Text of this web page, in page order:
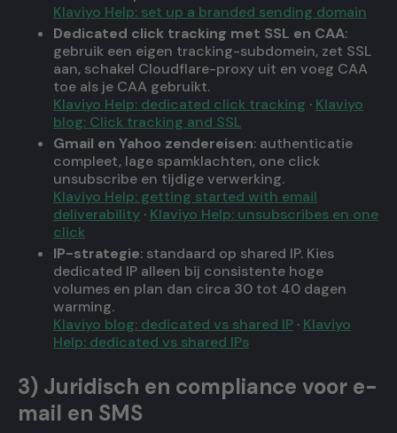
Klaviyo Help: set up a branded sending domain
Dedicated click tracking met SSL en CAA:
gebruik een eigen tracking-subdomein, zet SSL
aan, schakel Cloudflare-proxy uit en voeg CAA
toe als je CAA gebruikt.
Klaviyo Help: dedicated click tracking · Klaviyo
blog: Click tracking and SSL
Gmail en Yahoo zendereisen: authenticatie
compleet, lage spamklachten, one click
unsubscribe en tijdige verwerking.
Klaviyo Help: getting started with email
deliverability · Klaviyo Help: unsubscribes en one
click
IP-strategie: standaard op shared IP. Kies
dedicated IP alleen bij consistente hoge
volumes en plan dan circa 30 tot 40 dagen
warming.
Klaviyo blog: dedicated vs shared IP · Klaviyo
Help: dedicated vs shared IPs
3) Juridisch en compliance voor e-
mail en SMS